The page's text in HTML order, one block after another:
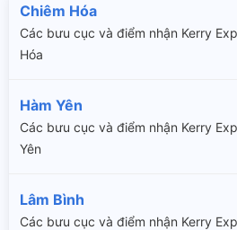
Chiêm Hóa
Các bưu cục và điểm nhận Kerry
Hóa
Hàm Yên
Các bưu cục và điểm nhận Kerry
Yên
Lâm Bình
Các bưu cục và điểm nhận Kerry